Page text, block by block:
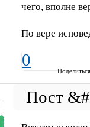
чего, вполне
По вере
0